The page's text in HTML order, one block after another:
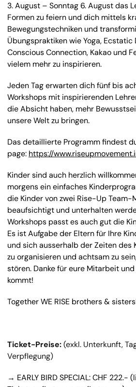
3. August – Sonntag 6. August das
Formen zu feiern und dich mittels
Bewegungstechniken und
Übungspraktiken wie Yoga, Ecstatic
Conscious Connection, Kakao und
vielem mehr zu inspirieren.
Jeden Tag erwarten dich fünf bis
Workshops mit inspirierenden
die Absicht haben, mehr
unsere Welt zu bringen.
Das detaillierte Programm findest
page: https://
Kinder sind auch herzlich
morgens ein einfaches
die Kinder von zwei Rise-Up Team-
beaufsichtigt und unterhalten
Workshops passt es auch gut die
Es ist Aufgabe der Eltern für Ihre
und sich ausserhalb der Zeiten des
zu organisieren und achtsam zu
stören. Danke für eure Mitarbeit
kommt!
Together WE RISE brothers &
Ticket-Preise:(exkl. Unterkunft,
Verpflegung)
→ EARLY BIRD SPECIAL: CHF 222.-